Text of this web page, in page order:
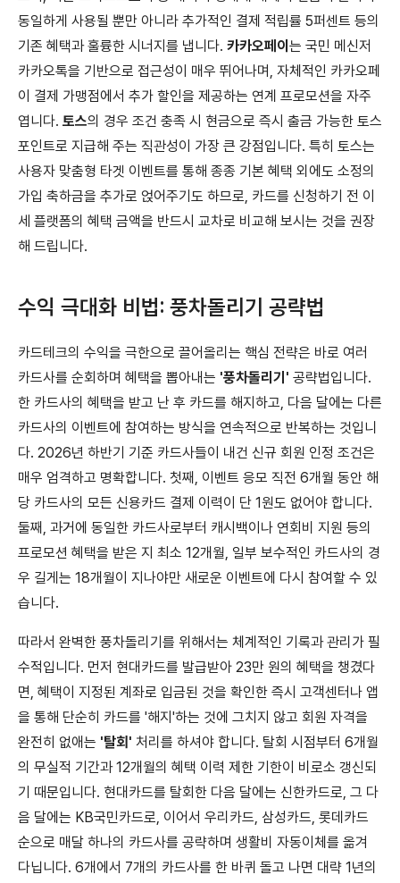
동일하게 사용될 뿐만 아니라 추가적인 결제 적립률 5퍼센트 등의
기존 혜택과 훌륭한 시너지를 냅니다. 카카오페이 는 국민 메신저
카카오톡을 기반으로 접근성이 매우 뛰어나며, 자체적인 카카오페
이 결제 가맹점에서 추가 할인을 제공하는 연계 프로모션을 자주
엽니다. 토스의 경우 조건 충족 시 현금으로 즉시 출금 가능한 토스
포인트로 지급해 주는 직관성이 가장 큰 강점입니다. 특히 토스는
사용자 맞춤형 타겟 이벤트를 통해 종종 기본 혜택 외에도 소정의
가입 축하금을 추가로 얹어주기도 하므로, 카드를 신청하기 전 이
세 플랫폼의 혜택 금액을 반드시 교차로 비교해 보시는 것을 권장
해 드립니다.
수익 극대화 비법: 풍차돌리기 공략법
카드테크의 수익을 극한으로 끌어올리는 핵심 전략은 바로 여러
카드사를 순회하며 혜택을 뽑아내는 '풍차돌리기' 공략법입니다.
한 카드사의 혜택을 받고 난 후 카드를 해지하고, 다음 달에는 다른
카드사의 이벤트에 참여하는 방식을 연속적으로 반복하는 것입니
다. 2026년 하반기 기준 카드사들이 내건 신규 회원 인정 조건은
매우 엄격하고 명확합니다. 첫째, 이벤트 응모 직전 6개월 동안 해
당 카드사의 모든 신용카드 결제 이력이 단 1원도 없어야 합니다.
둘째, 과거에 동일한 카드사로부터 캐시백이나 연회비 지원 등의
프로모션 혜택을 받은 지 최소 12개월, 일부 보수적인 카드사의 경
우 길게는 18개월이 지나야만 새로운 이벤트에 다시 참여할 수 있
습니다.
따라서 완벽한 풍차돌리기를 위해서는 체계적인 기록과 관리가 필
수적입니다. 먼저 현대카드를 발급받아 23만 원의 혜택을 챙겼다
면, 혜택이 지정된 계좌로 입금된 것을 확인한 즉시 고객센터나 앱
을 통해 단순히 카드를 '해지'하는 것에 그치지 않고 회원 자격을
완전히 없애는 '탈회' 처리를 하셔야 합니다. 탈회 시점부터 6개월
의 무실적 기간과 12개월의 혜택 이력 제한 기한이 비로소 갱신되
기 때문입니다. 현대카드를 탈회한 다음 달에는 신한카드로, 그 다
음 달에는 KB국민카드로, 이어서 우리카드, 삼성카드, 롯데카드
순으로 매달 하나의 카드사를 공략하며 생활비 자동이체를 옮겨
다닙니다. 6개에서 7개의 카드사를 한 바퀴 돌고 나면 대략 1년의